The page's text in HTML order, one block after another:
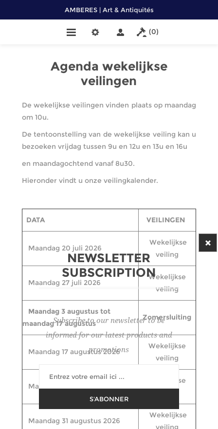
AMBERES | Art & Antiquités
(0)
Agenda wekelijkse
veilingen
De wekelijkse veilingen vinden plaats op maandag
om 10u.
De tentoonstelling van de wekelijkse veiling kan u
bezoeken vrijdag tussen 9u en 12u en 13u en 16u
en maandagochtend vanaf 8u30.
Hieronder vindt u onze veilingkalender.
DATA VEILINGEN
Maandag 20 juli 2026
Wekelijkse
veiling
Maandag 27 juli 2026
Wekelijkse
veiling
Maandag 3 augustus tot
maandag 17 augustus
Zomersluiting
Maandag 17 augustus 2026
Wekelijkse
veiling
Maandag 24 augustus 2026
Wekelijkse
Maandag 31 augustus 2026
Wekelijkse
veiling
NEWSLETTER
SUBSCRIPTION
Subscribe to our newsletter to be
informed for our latest products and
promotions
S'ABONNER